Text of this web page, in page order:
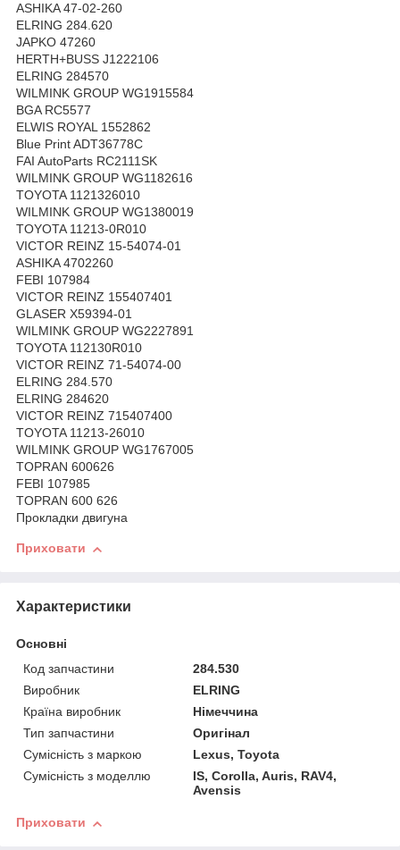
ASHIKA 47-02-260
ELRING 284.620
JAPKO 47260
HERTH+BUSS J1222106
ELRING 284570
WILMINK GROUP WG1915584
BGA RC5577
ELWIS ROYAL 1552862
Blue Print ADT36778C
FAI AutoParts RC2111SK
WILMINK GROUP WG1182616
TOYOTA 1121326010
WILMINK GROUP WG1380019
TOYOTA 11213-0R010
VICTOR REINZ 15-54074-01
ASHIKA 4702260
FEBI 107984
VICTOR REINZ 155407401
GLASER X59394-01
WILMINK GROUP WG2227891
TOYOTA 112130R010
VICTOR REINZ 71-54074-00
ELRING 284.570
ELRING 284620
VICTOR REINZ 715407400
TOYOTA 11213-26010
WILMINK GROUP WG1767005
TOPRAN 600626
FEBI 107985
TOPRAN 600 626
Прокладки двигуна
Приховати
Характеристики
Основні
Код запчастини
284.530
Виробник
ELRING
Країна виробник
Німеччина
Тип запчастини
Оригінал
Сумісність з маркою
Lexus, Toyota
Сумісність з моделлю
IS, Corolla, Auris, RAV4,
Avensis
Приховати